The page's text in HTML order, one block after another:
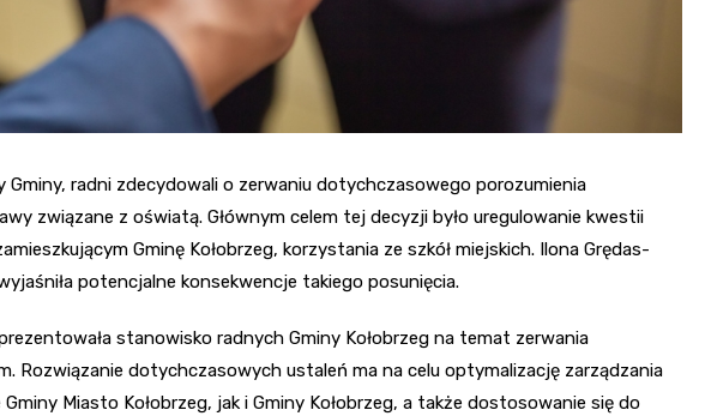
radni zdecydowali o zerwaniu dotychczasowego porozumienia
związane z oświatą. Głównym celem tej decyzji było uregulowanie kwestii
Gminę Kołobrzeg, korzystania ze szkół miejskich. Ilona Grędas-
potencjalne konsekwencje takiego posunięcia.
stanowisko radnych Gminy Kołobrzeg na temat zerwania
Rozwiązanie dotychczasowych ustaleń ma na celu optymalizację zarządzania
Miasto Kołobrzeg, jak i Gminy Kołobrzeg, a także dostosowanie się do